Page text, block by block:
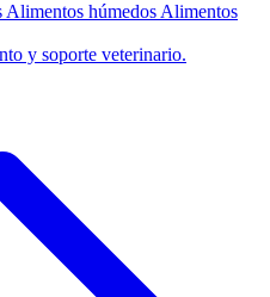
Alimentos húmedos Alimentos
y soporte veterinario.